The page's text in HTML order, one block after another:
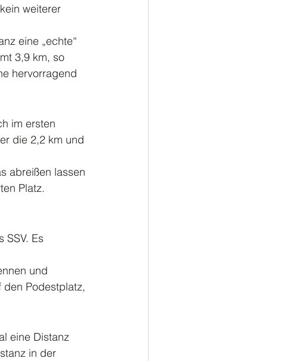
weiterer
eine „echte“
3,9 km, so
hervorragend
im ersten
die 2,2 km und
abreißen lassen
Platz.
SSV. Es
und
den Podestplatz,
eine Distanz
in der